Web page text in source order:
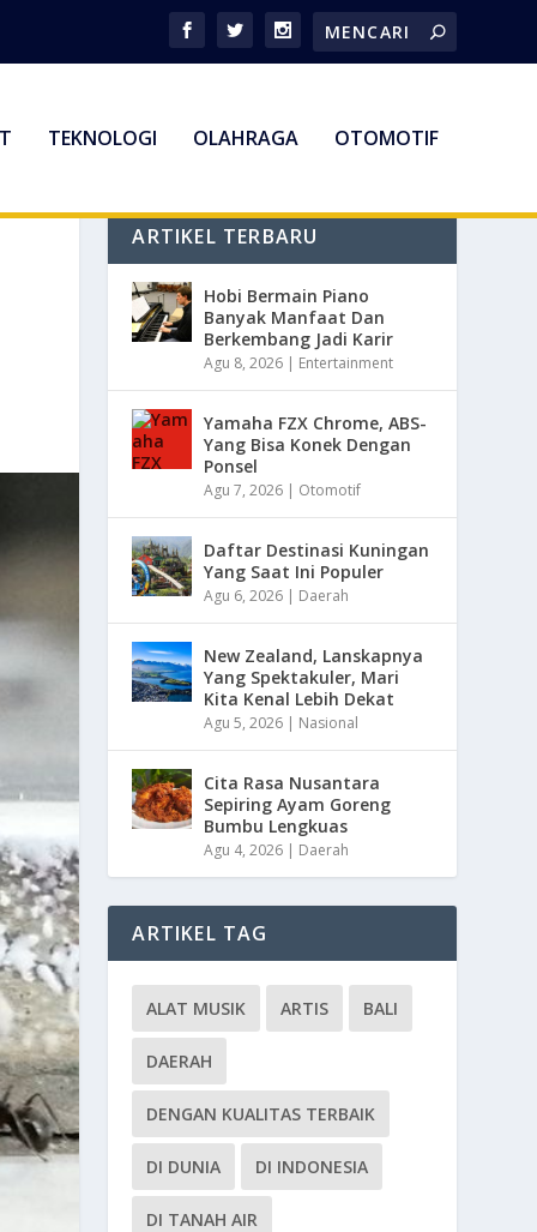
TEKNOLOGI OLAHRAGA OTOMOTIF
ARTIKEL TERBARU
Hobi Bermain Piano
Banyak Manfaat Dan
Berkembang Jadi Karir
Agu 8, 2026 | Entertainment
Yamaha FZX Chrome, ABS-
Yang Bisa Konek Dengan
Ponsel
Agu 7, 2026 | Otomotif
Daftar Destinasi Kuningan
Yang Saat Ini Populer
Agu 6, 2026 | Daerah
New Zealand, Lanskapnya
Yang Spektakuler, Mari
Kita Kenal Lebih Dekat
Agu 5, 2026 | Nasional
Cita Rasa Nusantara
Sepiring Ayam Goreng
Bumbu Lengkuas
Agu 4, 2026 | Daerah
ARTIKEL TAG
ALAT MUSIK ARTIS BALI
DAERAH
DENGAN KUALITAS TERBAIK
DI DUNIA DI INDONESIA
DI TANAH AIR